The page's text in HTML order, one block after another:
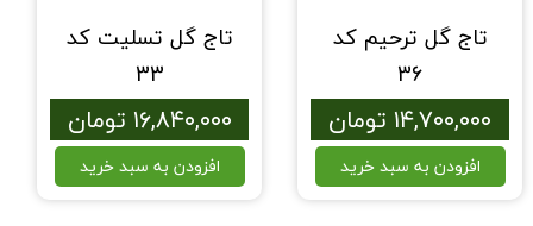
تاج گل ترحیم کد
36
۱۴,۷۰۰,۰۰۰ تومان
افزودن به سبد خرید
تاج گل تسلیت کد
33
۱۶,۸۴۰,۰۰۰ تومان
افزودن به سبد خرید